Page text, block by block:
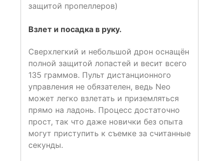
защитой пропеллеров)
Взлет и посадка в руку.
Сверхлегкий и небольшой дрон оснащён
полной защитой лопастей и весит всего
135 граммов. Пульт дистанционного
управления не обязателен, ведь Neo
может легко взлетать и приземляться
прямо на ладонь. Процесс достаточно
прост, так что даже новички без опыта
могут приступить к съемке за считанные
секунды.